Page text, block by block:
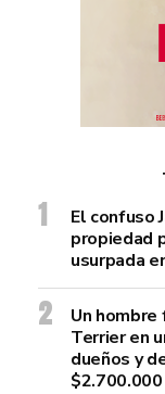
El confuso
propiedad
usurpada
Un
Terrier en
dueños y
$2.700.000